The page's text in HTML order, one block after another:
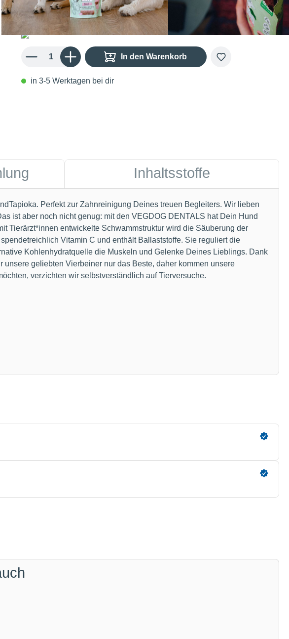
31,90 € / 1 kg
inkl. MwSt.
Produkt Anzahl: Gib den gewünschten Wert ein oder benutze die Schaltflächen um die Anzahl zu
In den Warenkorb
in 3-5 Werktagen bei dir
Inhaltsstoffe
Perfekt zur Zahnreinigung Deines treuen Begleiters. Wir lieben
ist aber noch nicht genug: mit den VEGDOG DENTALS hat Dein Hund
Tierärzt*innen entwickelte Schwammstruktur wird die Säuberung der
Vitamin C und enthält Ballaststoffe. Sie reguliert die
Kohlenhydratquelle die Muskeln und Gelenke Deines Lieblings. Dank
geliebten Vierbeiner nur das Beste, daher kommen unsere
verzichten wir selbstverständlich auf Tierversuche.